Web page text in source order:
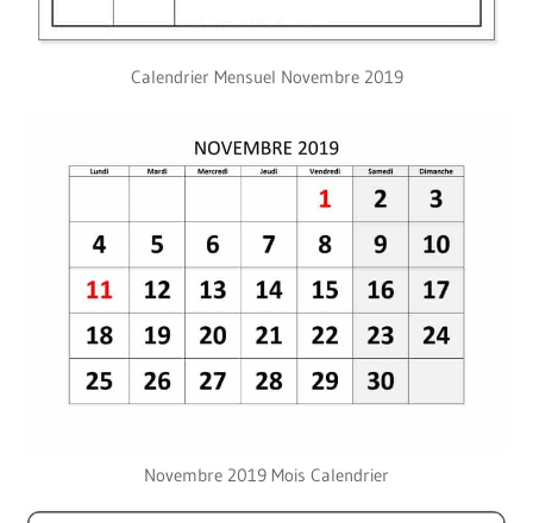
Calendrier Mensuel Novembre 2019
Novembre 2019 Mois Calendrier